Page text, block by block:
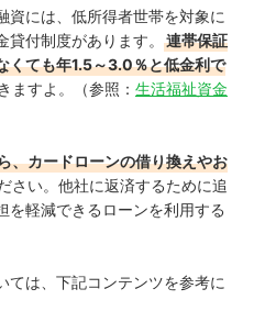
資には、低所得者世帯を対象に
付制度があります。
連帯保証
くても年1.5～3.0％と低金利で
ますよ。 （参照： 生活福祉資金
、カードローンの借り換えやお
さい。他社に返済するために追
を軽減できるローンを利用する
ては、下記コンテンツを参考に